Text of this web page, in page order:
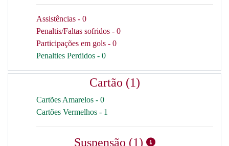
Assistências - 0
Penaltis/Faltas sofridos - 0
Participações em gols - 0
Penalties Perdidos - 0
Cartão (1)
Cartões Amarelos - 0
Cartões Vermelhos - 1
Suspensão (1)